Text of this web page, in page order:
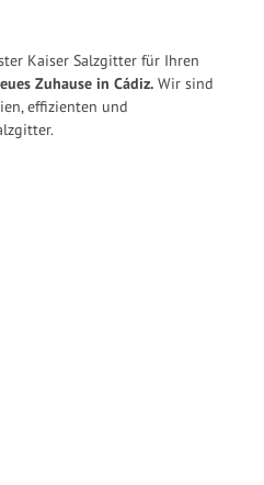
Kaiser Salzgitter für Ihren
Zuhause in Cádiz. Wir sind
effizienten und